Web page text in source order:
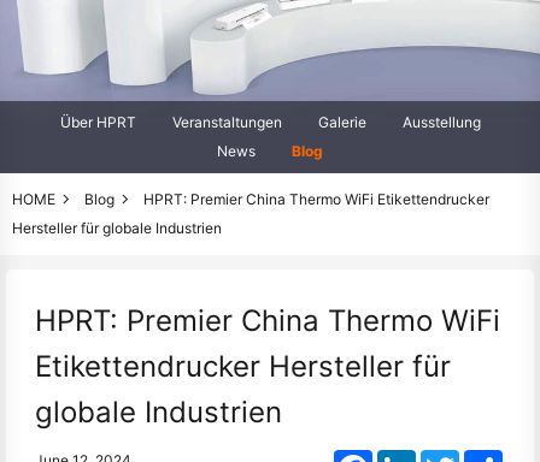
Über HPRT Veranstaltungen Galerie
Ausstellung
News
Blog
HOME Blog
HPRT: Premier China Thermo WiFi Etikettendrucker
Hersteller für globale Industrien
HPRT: Premier China Thermo WiFi
Etikettendrucker Hersteller für
globale Industrien